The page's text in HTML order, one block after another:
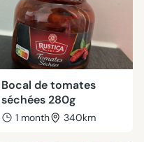
Bocal de tomates
séchées 280g
1 month 340km